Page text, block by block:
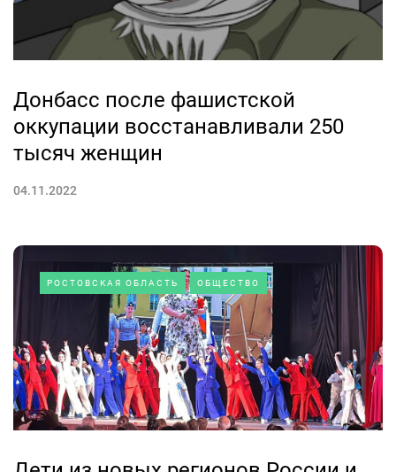
Донбасс после фашистской
оккупации восстанавливали 250
тысяч женщин
04.11.2022
РОСТОВСКАЯ ОБЛАСТЬ ОБЩЕСТВО